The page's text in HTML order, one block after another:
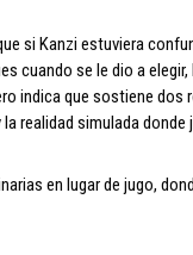
si Kanzi estuviera
cuando se le dio a
indica que sostiene dos
realidad simulada donde
en lugar de jugo,